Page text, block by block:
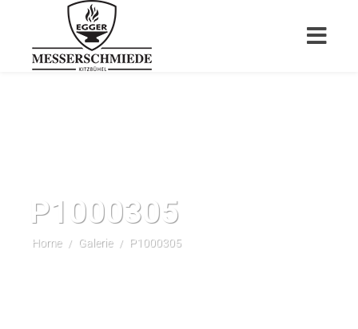
P1000305
Home / Galerie / P1000305